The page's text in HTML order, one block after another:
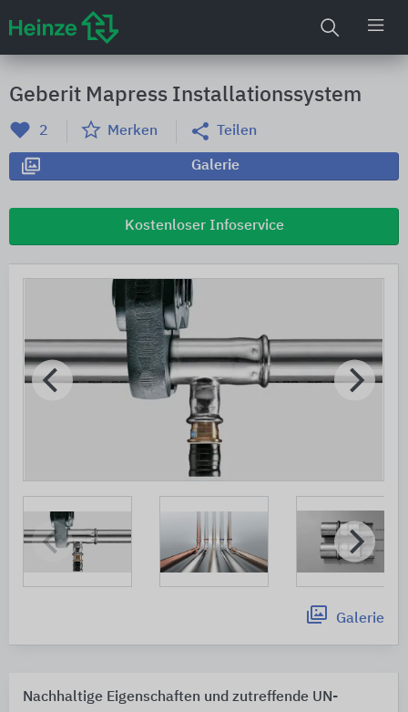
Geberit Mapress Installationssystem
2 Merken Teilen
Galerie
Kostenloser Infoservice
Galerie
Nachhaltige Eigenschaften und zutreffende UN-